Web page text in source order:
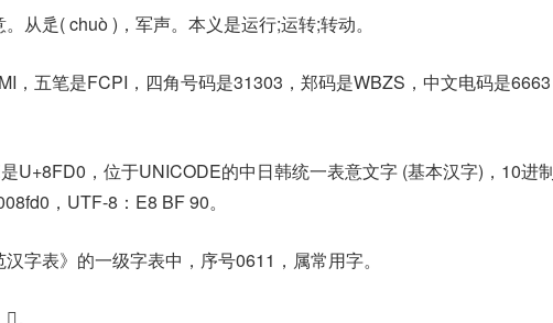
。从辵( chuò )，军声。本义是运行;运转;转动。
，五笔是FCPI，四角号码是31303，郑码是WBZS，中文电码是
是U+8FD0，位于UNICODE的中日韩统一表意文字 (基本汉字)，10进
，UTF-8：E8 BF 90。
汉字表》的一级字表中，序号0611，属常用字。